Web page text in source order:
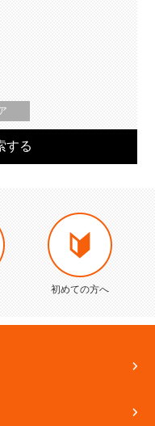
初めての方へ